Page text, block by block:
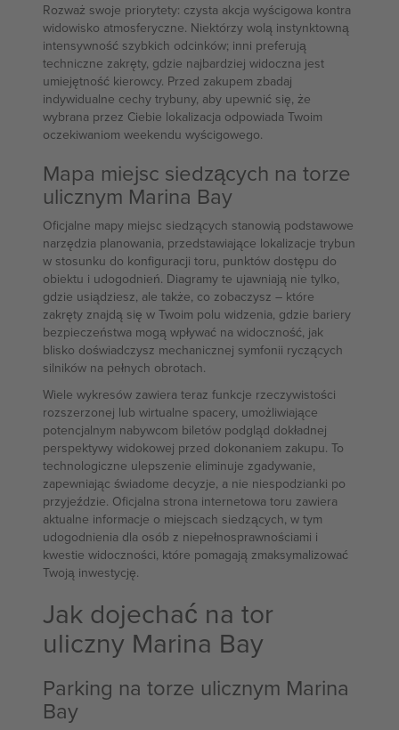
Rozważ swoje priorytety: czysta akcja wyścigowa kontra
widowisko atmosferyczne. Niektórzy wolą instynktowną
intensywność szybkich odcinków; inni preferują
techniczne zakręty, gdzie najbardziej widoczna jest
umiejętność kierowcy. Przed zakupem zbadaj
indywidualne cechy trybuny, aby upewnić się, że
wybrana przez Ciebie lokalizacja odpowiada Twoim
oczekiwaniom weekendu wyścigowego.
Mapa miejsc siedzących na torze
ulicznym Marina Bay
Oficjalne mapy miejsc siedzących stanowią podstawowe
narzędzia planowania, przedstawiające lokalizacje trybun
w stosunku do konfiguracji toru, punktów dostępu do
obiektu i udogodnień. Diagramy te ujawniają nie tylko,
gdzie usiądziesz, ale także, co zobaczysz – które
zakręty znajdą się w Twoim polu widzenia, gdzie bariery
bezpieczeństwa mogą wpływać na widoczność, jak
blisko doświadczysz mechanicznej symfonii ryczących
silników na pełnych obrotach.
Wiele wykresów zawiera teraz funkcje rzeczywistości
rozszerzonej lub wirtualne spacery, umożliwiające
potencjalnym nabywcom biletów podgląd dokładnej
perspektywy widokowej przed dokonaniem zakupu. To
technologiczne ulepszenie eliminuje zgadywanie,
zapewniając świadome decyzje, a nie niespodzianki po
przyjeździe. Oficjalna strona internetowa toru zawiera
aktualne informacje o miejscach siedzących, w tym
udogodnienia dla osób z niepełnosprawnościami i
kwestie widoczności, które pomagają zmaksymalizować
Twoją inwestycję.
Jak dojechać na tor
uliczny Marina Bay
Parking na torze ulicznym Marina
Bay